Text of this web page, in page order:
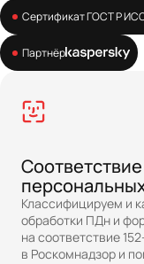
Сертификат ГОСТ Р
Партнёр
Классифицируем и
обработки ПДн и
на соответствие
в Роскомнадзор и